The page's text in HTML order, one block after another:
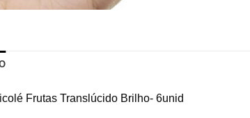
Frutas Translúcido Brilho- 6unid